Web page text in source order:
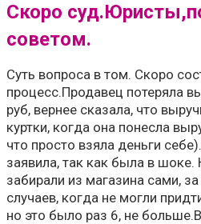
Скоро
советом.
Суть вопроса в том. Скоро
процесс.Продавец потеряла
руб, вернее сказала, что
куртки, когда она понесла
что просто взяла деньги
заявила, так как была в
забирали из магазина сами,
случаев, когда не могли
но это было раз 6, не